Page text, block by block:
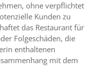
ohne verpflichtet
Kunden zu
das Restaurant für
Folgeschäden, die
enthaltenen
mit dem